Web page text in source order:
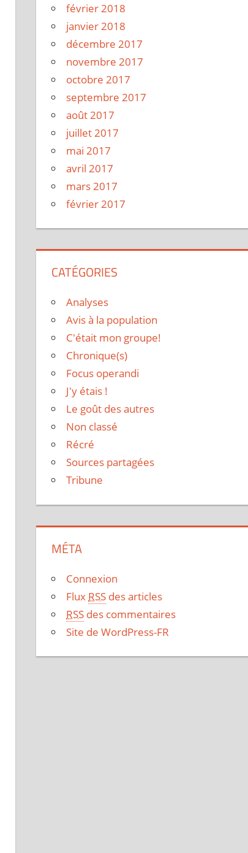
février 2018
janvier 2018
décembre 2017
novembre 2017
octobre 2017
septembre 2017
août 2017
juillet 2017
mai 2017
avril 2017
mars 2017
février 2017
CATÉGORIES
Analyses
Avis à la population
C'était mon groupe!
Chronique(s)
Focus operandi
J'y étais !
Le goût des autres
Non classé
Récré
Sources partagées
Tribune
MÉTA
Connexion
Flux RSS des articles
RSS des commentaires
Site de WordPress-FR